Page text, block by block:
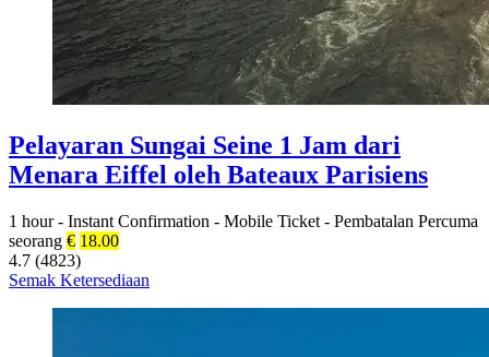
Pelayaran Sungai Seine 1 Jam dari
Menara Eiffel oleh Bateaux Parisiens
1 hour - Instant Confirmation - Mobile Ticket - Pembatalan Percuma
seorang € 18.00
4.7 (4823)
Semak Ketersediaan